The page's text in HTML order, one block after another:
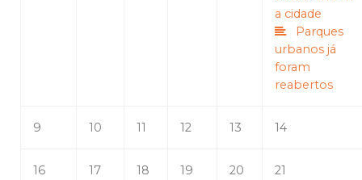
a cidade
Parques
urbanos já
foram
reabertos
9 10 11 12 13 14
16 17 18 19 20 21